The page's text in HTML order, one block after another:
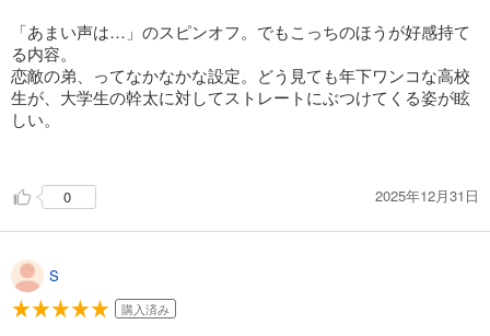
「あまい声は…」のスピンオフ。でもこっちのほうが好感持て
る内容。
恋敵の弟、ってなかなかな設定。どう見ても年下ワンコな高校
生が、大学生の幹太に対してストレートにぶつけてくる姿が眩
しい。
0 2025年12月31日
S
購入済み